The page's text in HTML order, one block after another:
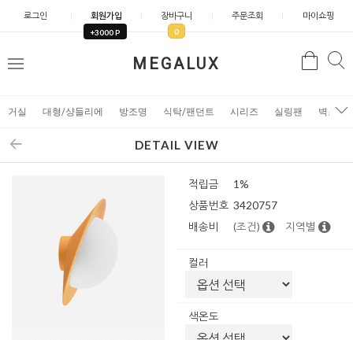
로그인 회원가입
+3000 P
장바구니
0
주문조회 마이쇼핑
MEGALUX
메
검
거실 대형/샹들리에 방조명 식탁/팬던트 시리즈 실링팬 벽조명
DETAIL VIEW
적립금
1%
상품번호 3420757
배송비
(조건) 지역별
컬러
색온도